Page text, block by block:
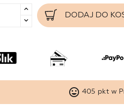
DODAJ DO
tag_faces 405 pkt w